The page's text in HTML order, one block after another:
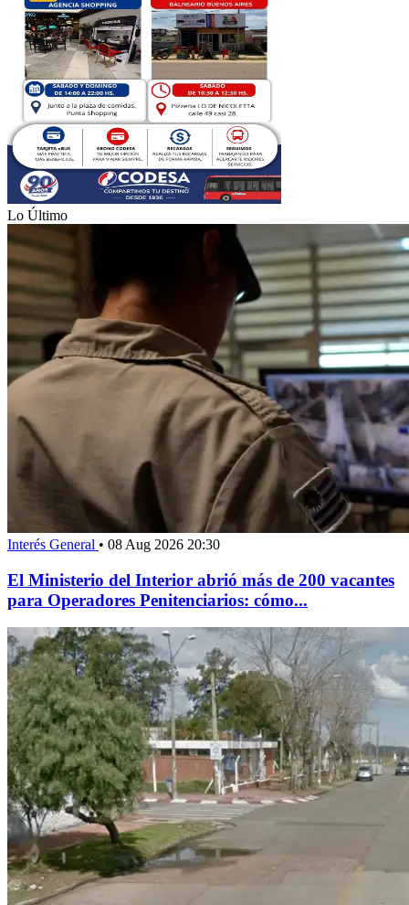
Lo Último
Interés General • 08 Aug 2026 20:30
El Ministerio del Interior abrió más de 200 vacantes
para Operadores Penitenciarios: cómo...